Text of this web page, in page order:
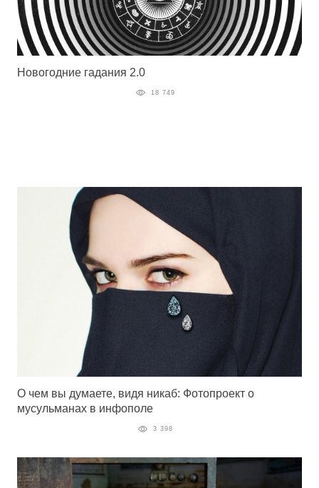
Новогодние гадания 2.0
18 749
О чем вы думаете, видя никаб: Фотопроект о
мусульманах в инфополе
3 398